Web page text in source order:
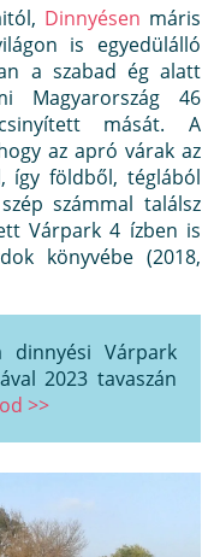
Dinnyésen máris
is egyedülálló
a szabad ég alatt
Magyarország 46
mását. A
az apró várak az
így földből, téglából
számmal találsz
Várpark 4 ízben is
könyvébe (2018,
dinnyési Várpark
2023 tavaszán
>>